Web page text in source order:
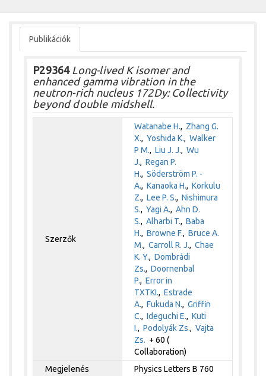
Publikációk
P29364Long-lived K isomer and
enhanced gamma vibration in the
neutron-rich nucleus 172Dy: Collectivity
beyond double midshell.
Szerzők
Watanabe H., Zhang G.
X.,Yoshida K.,Walker
P M.,Liu J. J.,Wu
J.,Regan P.
H.,Söderström P. -
A.,Kanaoka H.,Korkulu
Z.,Lee P. S.,Nishimura
S.,Yagi A.,Ahn D.
S.,Alharbi T.,Baba
H.,Browne F.,Bruce A.
M.,Carroll R. J.,Chae
K. Y.,Dombrádi
Zs.,Doornenbal
P.,Error in
TXTKI.,Estrade
A.,Fukuda N.,Griffin
C.,Ideguchi E.,Kuti
I.,Podolyák Zs.,Vajta
Zs. + 60 (
Collaboration)
Megjelenés
Physics Letters B 760